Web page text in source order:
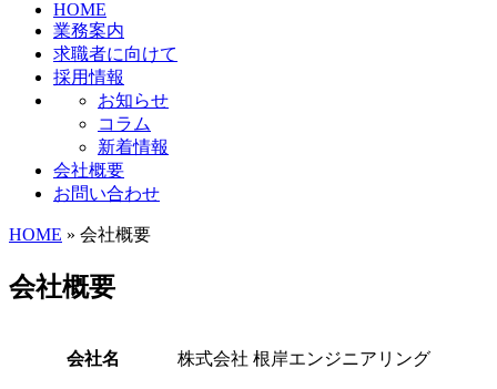
HOME
業務案内
求職者に向けて
採用情報
お知らせ
コラム
新着情報
会社概要
お問い合わせ
HOME » 会社概要
会社概要
会社名 株式会社 根岸エンジニアリング